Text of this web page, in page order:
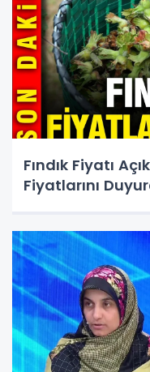
Fındık Fiyatı
Fiyatlarını